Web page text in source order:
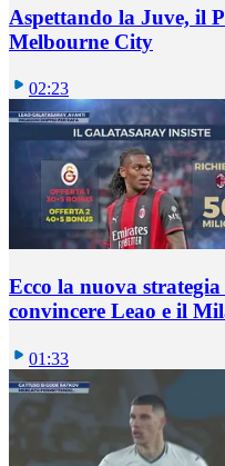
Aspettando la Juve, il
Melbourne City
02:23
Ecco la nuova
convincere Leao e il
01:33